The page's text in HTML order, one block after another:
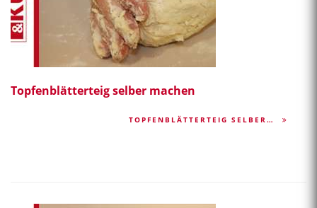
Topfenblätterteig selber machen
TOPFENBLÄTTERTEIG SELBER…